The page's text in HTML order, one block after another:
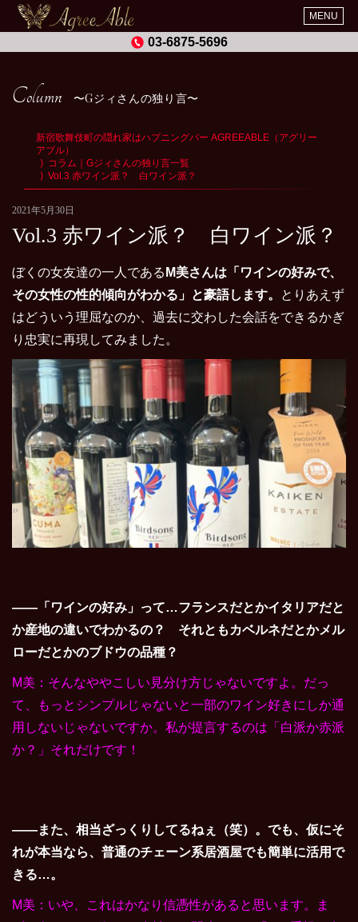
MENU
03-6875-5696
Column Gジィさんの独り言
新宿歌舞伎町の隠れ家はハプニングバー AGREEABLE（アグリー
アブル）
コラム｜Gジィさんの独り言一覧
Vol.3 赤ワイン派？ 白ワイン派？
2021年5月30日
Vol.3 赤ワイン派？ 白ワイン派？
ぼくの女友達の一人である M美さんは「ワインの好みで、
その女性の性的傾向がわかる」と豪語します。
とりあえず
はどういう理屈なのか、過去に交わした会話をできるかぎ
り忠実に再現してみました。
――「ワインの好み」って…フランスだとかイタリアだと
か産地の違いでわかるの？ それともカベルネだとかメル
ローだとかのブドウの品種？
M美：そんなややこしい見分け方じゃないですよ。だっ
て、もっとシンプルじゃないと一部のワイン好きにしか通
用しないじゃないですか。私が提言するのは「白派か赤派
か？」それだけです！
――また、相当ざっくりしてるねぇ（笑）。でも、仮にそ
れが本当なら、普通のチェーン系居酒屋でも簡単に活用で
きる…。
M美：いや、これはかなり信憑性があると思います。ま